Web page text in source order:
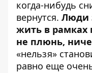
когда-нибудь
вернутся. Люди
жить в рамках
не плюнь,
«нельзя»
равно еще